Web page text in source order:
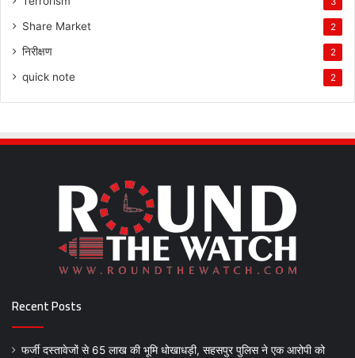
Share Market 2
निरीक्षण 2
quick note 2
Recent Posts
फर्जी दस्तावेजों से 65 लाख की भूमि धोखाधड़ी, सहसपुर पुलिस ने एक आरोपी को